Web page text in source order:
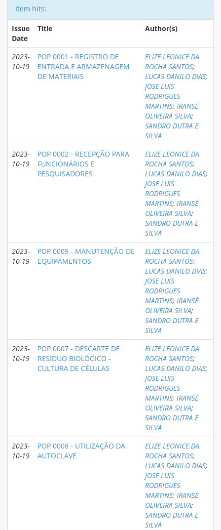
Item hits:
Issue
Date
Title Author(s)
2023-
10-19
POP 0001 - REGISTRO DE
ENTRADA E ARMAZENAGEM
DE MATERIAIS
ELIZE LEONICE DA
ROCHA SANTOS;
LUCAS DANILO DIAS;
JOSE LUIS
RODRIGUES
MARTINS; IRANSÉ
OLIVEIRA SILVA;
SANDRO DUTRA E
SILVA
2023-
10-19
POP 0002 - RECEPÇÃO PARA
FUNCIONÁRIOS E
PESQUISADORES
ELIZE LEONICE DA
ROCHA SANTOS;
LUCAS DANILO DIAS;
JOSE LUIS
RODRIGUES
MARTINS; IRANSÉ
OLIVEIRA SILVA;
SANDRO DUTRA E
SILVA
2023-
10-19
POP 0009 - MANUTENÇÃO DE
EQUIPAMENTOS
ELIZE LEONICE DA
ROCHA SANTOS;
LUCAS DANILO DIAS;
JOSE LUIS
RODRIGUES
MARTINS; IRANSÉ
OLIVEIRA SILVA;
SANDRO DUTRA E
SILVA
2023-
10-19
POP 0007 - DESCARTE DE
RESÍDUO BIOLÓGICO -
CULTURA DE CÉLULAS
ELIZE LEONICE DA
ROCHA SANTOS;
LUCAS DANILO DIAS;
JOSE LUIS
RODRIGUES
MARTINS; IRANSÉ
OLIVEIRA SILVA;
SANDRO DUTRA E
SILVA
2023-
10-19
POP 0008 - UTILIZAÇÃO DA
AUTOCLAVE
ELIZE LEONICE DA
ROCHA SANTOS;
LUCAS DANILO DIAS;
JOSE LUIS
RODRIGUES
MARTINS; IRANSÉ
OLIVEIRA SILVA;
SANDRO DUTRA E
SILVA